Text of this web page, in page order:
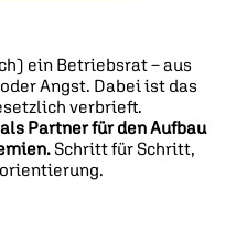
ein Betriebsrat – aus
Angst. Dabei ist das
verbrieft.
Partner für den Aufbau
Schritt für Schritt,